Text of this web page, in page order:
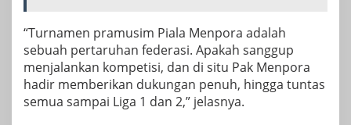
“Turnamen pramusim Piala Menpora adalah
sebuah pertaruhan federasi. Apakah sanggup
menjalankan kompetisi, dan di situ Pak Menpora
hadir memberikan dukungan penuh, hingga tuntas
semua sampai Liga 1 dan 2,” jelasnya.